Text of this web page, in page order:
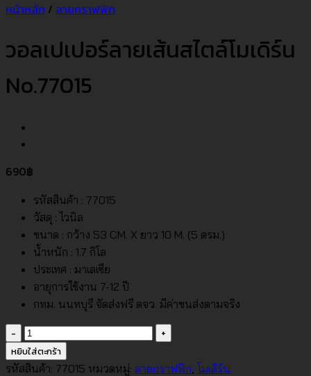
หน้าหลัก / ลายกราฟฟิก
วอลเปเปอร์ลายเส้นสไตล์โมเดิร์น
No.77015
690฿
รหัสสินค้า : 77015
วัสดุ : ไวนิล
ขนาด : กว้าง 53 CM. X ยาว 10 M. (5 ตรม.)
น้ำหนัก : 1.7 กิโล
ประเทศ : มาเลเซีย
อายุการใช้งาน 7-12 ปี
กทม. นนทบุรี จัดส่งฟรี ตจว. มีค่าขนส่งตามจริง
จำนวน
วอลเปเปอร์
ลาย
หยิบใส่ตะกร้า
รหัสสินค้า: 77015 หมวดหมู่: ลายกราฟฟิก โมเดิร์น